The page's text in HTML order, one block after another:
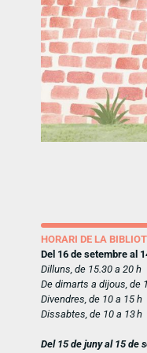
HORARI DE LA
Del 16 de setembre al
Dilluns, de 15.30 a 20 h
De dimarts a dijous, de
Divendres, de 10 a 15 h
Dissabtes, de 10 a 13 h
Del 15 de juny al 15 de